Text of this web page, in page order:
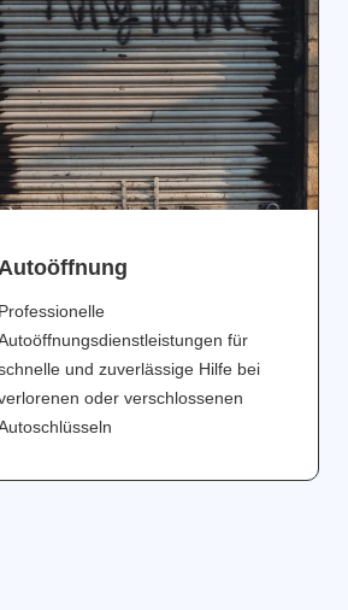
Аutoöffnung
Professionelle
für
und zuverlässige Hilfe bei
oder verschlossenen